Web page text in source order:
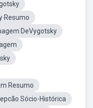
Resumo
DeVygotsky
Resumo
Sócio-Histórica